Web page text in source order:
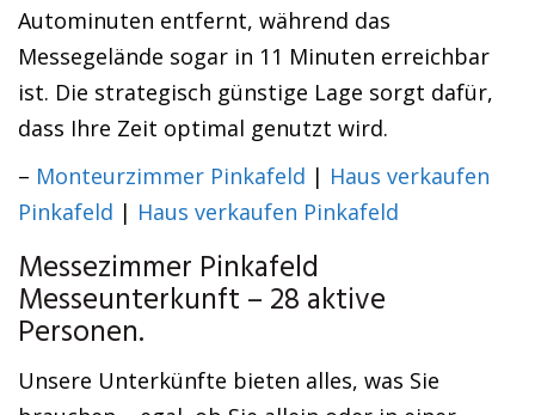
Autominuten entfernt, während das
Messegelände sogar in 11 Minuten erreichbar
ist. Die strategisch günstige Lage sorgt dafür,
dass Ihre Zeit optimal genutzt wird.
– Monteurzimmer Pinkafeld | Haus verkaufen
Pinkafeld | Haus verkaufen Pinkafeld
Messezimmer Pinkafeld
Messeunterkunft – 28 aktive
Personen.
Unsere Unterkünfte bieten alles, was Sie